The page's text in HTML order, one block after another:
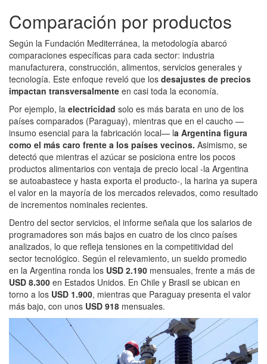
Comparación por productos
Según la Fundación Mediterránea, la metodología abarcó
comparaciones específicas para cada sector: industria
manufacturera, construcción, alimentos, servicios generales y
tecnología. Este enfoque reveló que los desajustes de precios
impactan transversalmente en casi toda la economía.
Por ejemplo, la electricidad solo es más barata en uno de los
países comparados (Paraguay), mientras que en el caucho —
insumo esencial para la fabricación local— la Argentina figura
como el más caro frente a los países vecinos. Asimismo, se
detectó que mientras el azúcar se posiciona entre los pocos
productos alimentarios con ventaja de precio local -la Argentina
se autoabastece y hasta exporta el producto-, la harina ya supera
el valor en la mayoría de los mercados relevados, como resultado
de incrementos nominales recientes.
Dentro del sector servicios, el informe señala que los salarios de
programadores son más bajos en cuatro de los cinco países
analizados, lo que refleja tensiones en la competitividad del
sector tecnológico. Según el relevamiento, un sueldo promedio
en la Argentina ronda los USD 2.190 mensuales, frente a más de
USD 8.300 en Estados Unidos. En Chile y Brasil se ubican en
torno a los USD 1.900, mientras que Paraguay presenta el valor
más bajo, con unos USD 918 mensuales.